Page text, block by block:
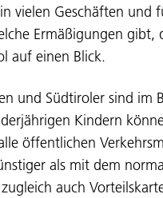
vielen Geschäften und
Ermäßigungen gibt,
auf einen Blick.
und Südtiroler sind im
Kindern
öffentlichen
als mit dem
auch